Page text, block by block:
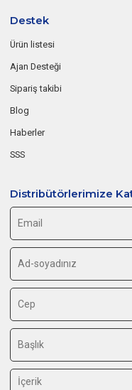
Destek
Ürün listesi
Ajan Desteği
Sipariş takibi
Blog
Haberler
SSS
Distribütörlerimize